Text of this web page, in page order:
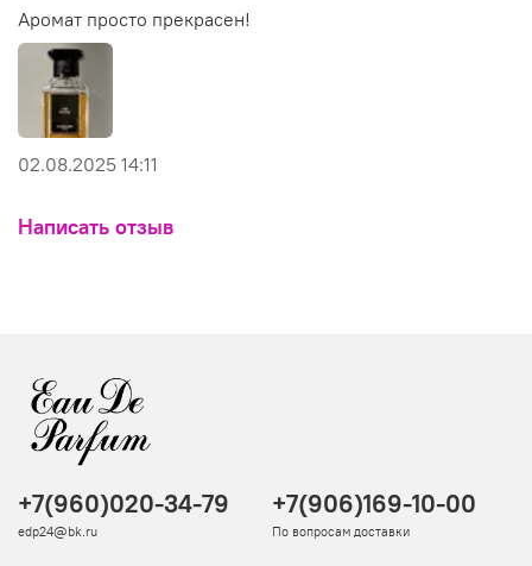
Аромат просто прекрасен!
02.08.2025 14:11
Написать отзыв
+7(960)020-34-79
edp24@bk.ru
+7(906)169-10-00
По вопросам доставки